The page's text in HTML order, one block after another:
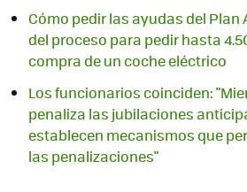
Cómo pedir las ayudas del Plan
del proceso para pedir hasta
compra de un coche eléctrico
Los funcionarios coinciden:
penaliza las jubilaciones
establecen mecanismos que
las penalizaciones"